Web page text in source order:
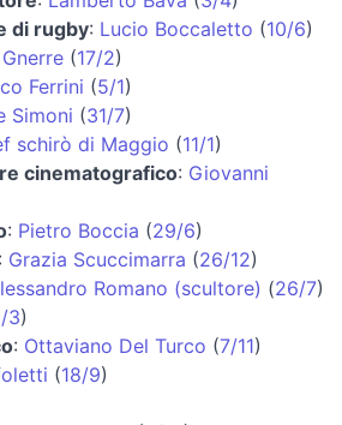
di rugby: Lucio Boccaletto (10/6)
(17/2)
Ferrini (5/1)
Simoni (31/7)
schirò di Maggio (11/1)
cinematografico: Giovanni
: Pietro Boccia (29/6)
: Grazia Scuccimarra (26/12)
Romano (scultore) (26/7)
3)
: Ottaviano Del Turco (7/11)
(18/9)